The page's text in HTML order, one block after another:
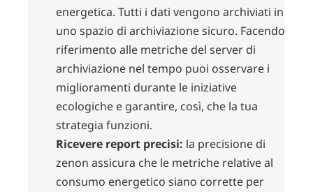
energetica. Tutti i dati vengono archiviati in
uno spazio di archiviazione sicuro. Facendo
riferimento alle metriche del server di
archiviazione nel tempo puoi osservare i
miglioramenti durante le iniziative
ecologiche e garantire, così, che la tua
strategia funzioni.
Ricevere report precisi: la precisione di
zenon assicura che le metriche relative al
consumo energetico siano corrette per